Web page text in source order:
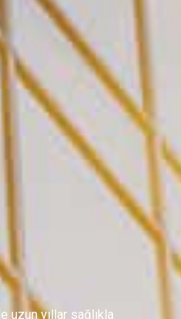
uzun yıllar sağlıkla